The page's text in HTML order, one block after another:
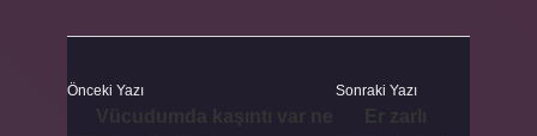
Önceki Yazı Sonraki Yazı